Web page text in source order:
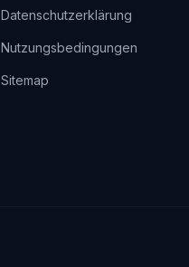
Datenschutzerklärung
Nutzungsbedingungen
Sitemap